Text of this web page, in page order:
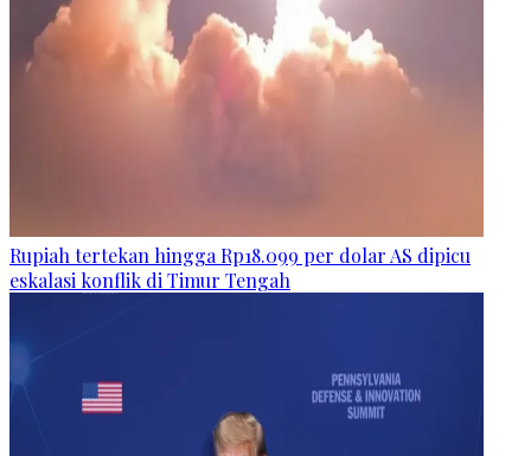
Rupiah tertekan hingga Rp18.099 per dolar AS dipicu
eskalasi konflik di Timur Tengah